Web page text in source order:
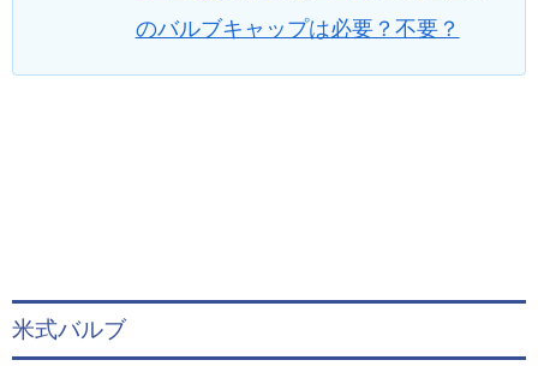
のバルブキャップは必要？不要？
米式バルブ